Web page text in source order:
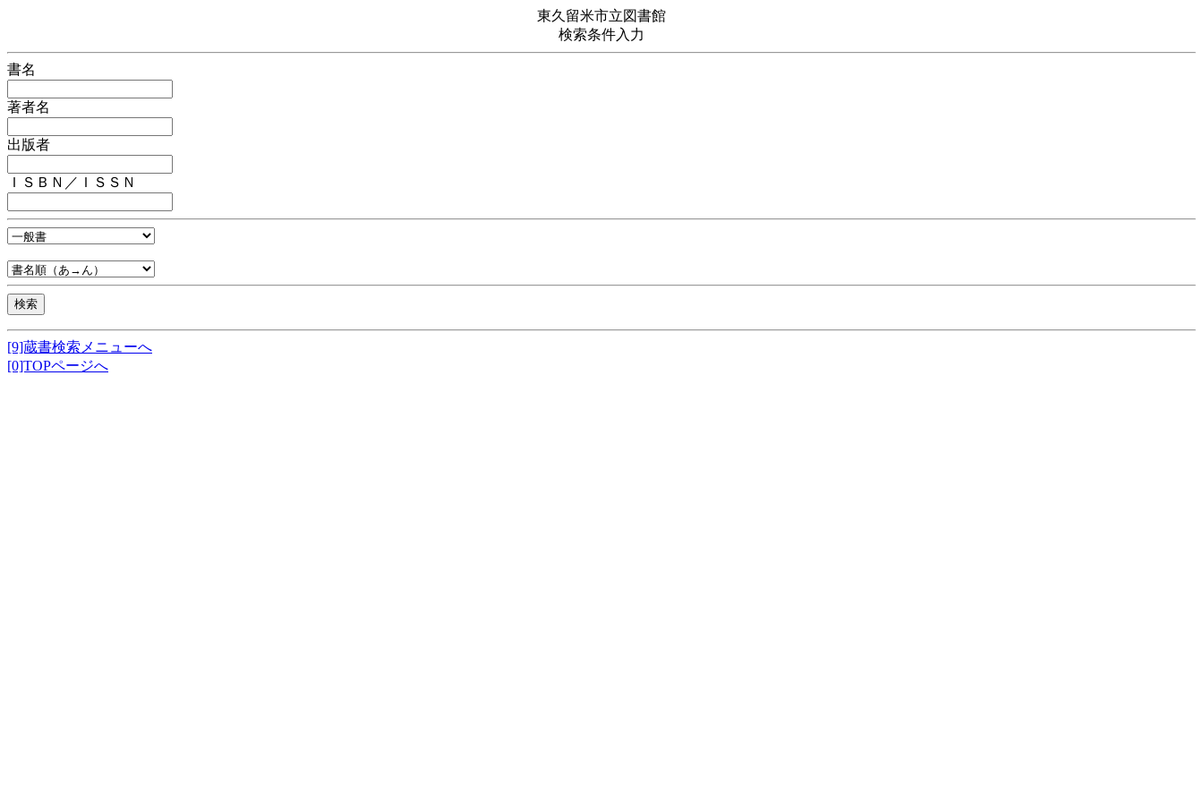
東久留米市立図書館
検索条件入力
書名
著者名
出版者
ＩＳＢＮ／ＩＳＳＮ
[9]蔵書検索メニューへ
[0]TOPページへ